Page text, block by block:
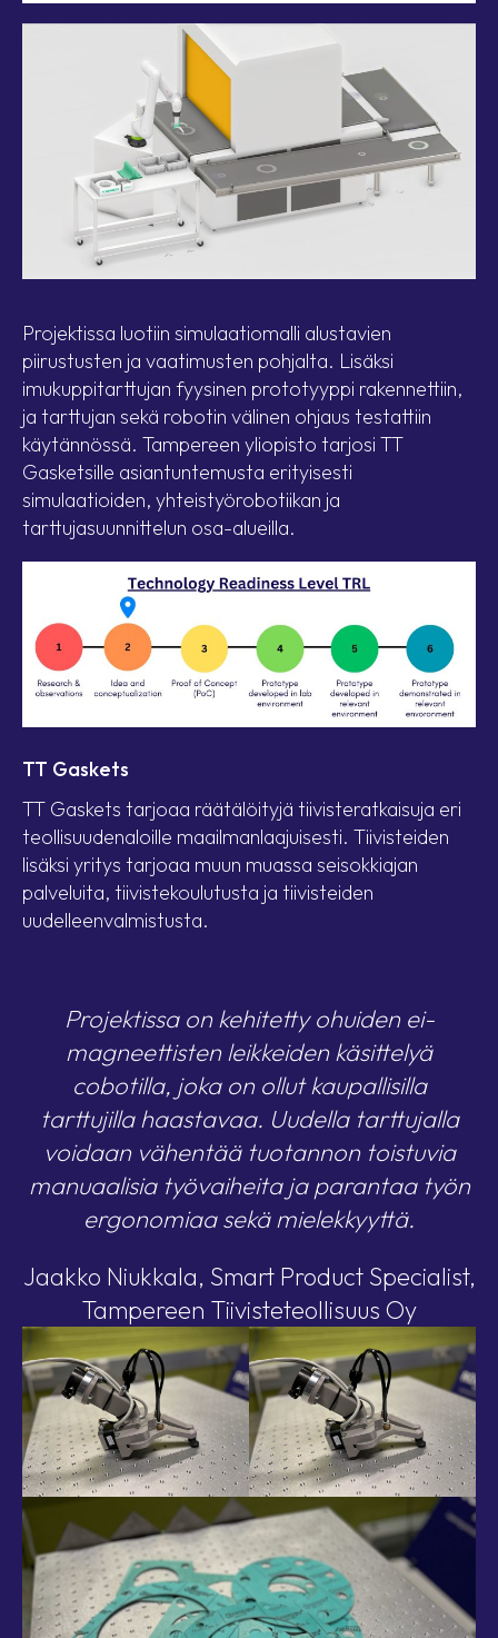
Projektissa luotiin simulaatiomalli alustavien
piirustusten ja vaatimusten pohjalta. Lisäksi
imukuppitarttujan fyysinen prototyyppi rakennettiin,
ja tarttujan sekä robotin välinen ohjaus testattiin
käytännössä. Tampereen yliopisto tarjosi TT
Gasketsille asiantuntemusta erityisesti
simulaatioiden, yhteistyörobotiikan ja
tarttujasuunnittelun osa-alueilla.
TT Gaskets
TT Gaskets tarjoaa räätälöityjä tiivisteratkaisuja eri
teollisuudenaloille maailmanlaajuisesti. Tiivisteiden
lisäksi yritys tarjoaa muun muassa seisokkiajan
palveluita, tiivistekoulutusta ja tiivisteiden
uudelleenvalmistusta.
Projektissa on kehitetty ohuiden ei-
magneettisten leikkeiden käsittelyä
cobotilla, joka on ollut kaupallisilla
tarttujilla haastavaa. Uudella tarttujalla
voidaan vähentää tuotannon toistuvia
manuaalisia työvaiheita ja parantaa työn
ergonomiaa sekä mielekkyyttä.
Jaakko Niukkala, Smart Product Specialist,
Tampereen Tiivisteteollisuus Oy